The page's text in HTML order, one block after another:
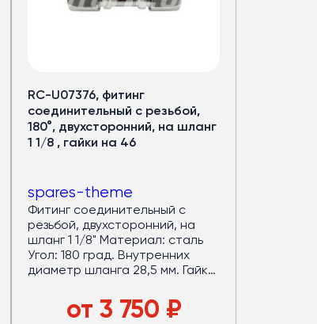
RC-U07376, фитинг
соединительный с резьбой,
180°, двухсторонний, на шланг
1 1/8 , гайки на 46
spares-theme
Фитинг соединительный с
резьбой, двухсторонний, на
шланг 1 1/8" Материал: сталь
Угол: 180 град. Внутренних
диаметр шланга 28,5 мм. Гайки
от 3 750 ₽